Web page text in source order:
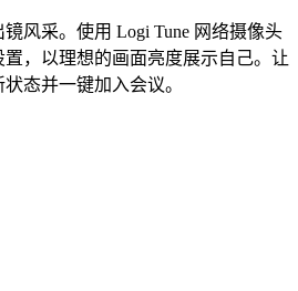
风采。使用 Logi Tune 网络摄像头
，以理想的画面亮度展示自己。让
态并一键加入会议。